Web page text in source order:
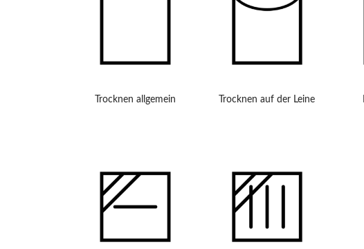
Trocknen allgemein Trocknen auf der Leine